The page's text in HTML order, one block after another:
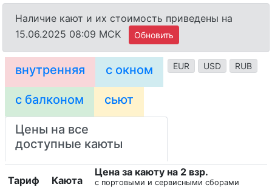
Наличие кают и их стоимость приведены на
15.06.2025 08:09 MCK
Обновить
EUR USD RUB
внутренняя с окном
с балконом сьют
Цены на все
доступные каюты
Тариф Каюта
Цена за каюту на 2 взр.
с портовыми и сервисными сборами